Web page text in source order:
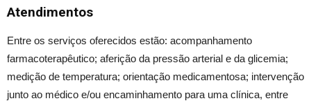
Atendimentos
Entre os serviços oferecidos estão: acompanhamento
farmacoterapêutico; aferição da pressão arterial e da glicemia;
medição de temperatura; orientação medicamentosa; intervenção
junto ao médico e/ou encaminhamento para uma clínica, entre